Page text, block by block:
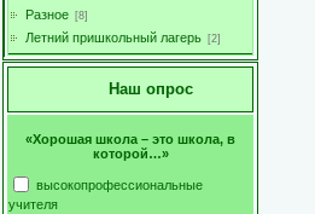
Разное [8]
Летний пришкольный лагерь [2]
Наш опрос
«Хорошая школа – это школа, в
которой…»
высокопрофессиональные
учителя